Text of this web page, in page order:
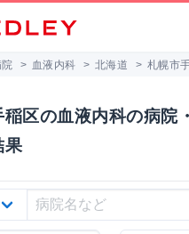
> 血液内科 > 北海道 > 札幌市
稲区の血液内科の病院
果